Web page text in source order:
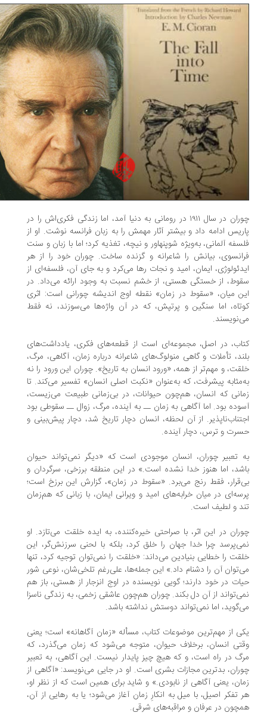
چوران در سال ۱۹۱۱ در رومانی به دنیا آمد، اما زندگی فکری‌اش را در
ادامه داد و بیشتر آثار مهمش را به زبان فرانسه نوشت. او از
آلمانی، به‌ویژه شوپنهاور و نیچه، تغذیه کرد؛ اما با زبان و سنت
بیانش را شاعرانه و گزنده ساخت. چوران خود را از هر
ایمان، امید و نجات رها می‌کرد و به جای آن، فلسفه‌ای از
از خستگی هستی، از خشم نسبت به وجود ارائه می‌داد. در
میان، «سقوط در زمان» نقطه اوج اندیشه‌ چورانی ا‌ست: اثری
اما سنگین و پرتپش، که در آن واژه‌ها می‌سوزند، نه فقط
در اصل، مجموعه‌ای است از قطعه‌های فکری، یادداشت‌های
تأملات و گاهی منولوگ‌های شاعرانه درباره‌ زمان، آگاهی، مرگ،
و مهم‌تر از همه، «ورود انسان به تاریخ». چوران این ورود را نه
پیشرفت، که به‌عنوان «نکبت اصلی انسان» تفسیر می‌کند. تا
که انسان، هم‌چون حیوانات، در بی‌زمانی طبیعت می‌زیست،
بود. اما آگاهی به زمان ــ به آینده، مرگ، زوال ــ سقوطی بود
از آن لحظه، انسان دچار تاریخ شد، دچار پیش‌بینی و
و ترس، دچار آینده.
تعبیر چوران، انسان موجودی است که «دیگر نمی‌تواند حیوان
اما هنوز خدا نشده است.» در این منطقه برزخی، سرگردان و
فقط رنج می‌برد. «سقوط در زمان»، گزارش این برزخ است؛
در میان خرابه‌های امید و ویرانی ایمان، با زبانی که هم‌زمان
و لطیف است.
در این اثر، با صراحتی خیره‌کننده، به ایده‌ خلقت می‌تازد. او
چرا خدا جهان را خلق کرد، بلکه با لحنی سرزنش‌گر، این
را خطایی بنیادین می‌داند: «خلقت را نمی‌توان توجیه کرد، تنها
آن را دشنام داد.» این جمله‌ها، علی‌رغم تلخی‌شان، نوعی شور
در خود دارند؛ گویی نویسنده در اوج انزجار از هستی، باز هم
از آن دل بکند. چوران هم‌چون عاشقی زخمی، به زندگی ناسزا
اما نمی‌تواند دوستش نداشته باشد.
از مهم‌ترین موضوعات کتاب، مسأله‌ «زمان آگاهانه» است؛ یعنی
انسان، برخلاف حیوان، متوجه می‌شود که زمان می‌گذرد، که
در راه است، و که هیچ چیز پایدار نیست. این آگاهی، به تعبیر
بدترین مجازات بشری ا‌ست. او در جایی می‌نویسد: «آگاهی از
یعنی آگاهی از نابودی.» و شاید برای همین است که از نظر او،
تفکر اصیل، با میل به انکارِ زمان آغاز می‌شود؛ یا به رهایی از آن،
در عرفان و مراقبه‌های شرقی.